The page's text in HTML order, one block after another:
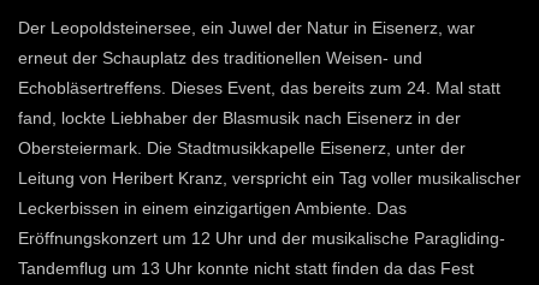
Der Leopoldsteinersee, ein Juwel der Natur in Eisenerz, war
erneut der Schauplatz des traditionellen Weisen- und
Echobläsertreffens. Dieses Event, das bereits zum 24. Mal statt
fand, lockte Liebhaber der Blasmusik nach Eisenerz in der
Obersteiermark. Die Stadtmusikkapelle Eisenerz, unter der
Leitung von Heribert Kranz, verspricht ein Tag voller musikalischer
Leckerbissen in einem einzigartigen Ambiente. Das
Eröffnungskonzert um 12 Uhr und der musikalische Paragliding-
Tandemflug um 13 Uhr konnte nicht statt finden da das Fest